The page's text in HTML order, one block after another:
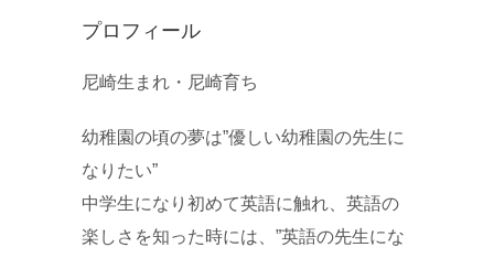
プロフィール
尼崎生まれ・尼崎育ち
幼稚園の頃の夢は”優しい幼稚園の先生に
なりたい”
中学生になり初めて英語に触れ、英語の
楽しさを知った時には、”英語の先生にな